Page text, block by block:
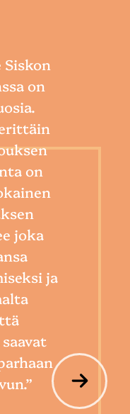
on
on
joka
ja